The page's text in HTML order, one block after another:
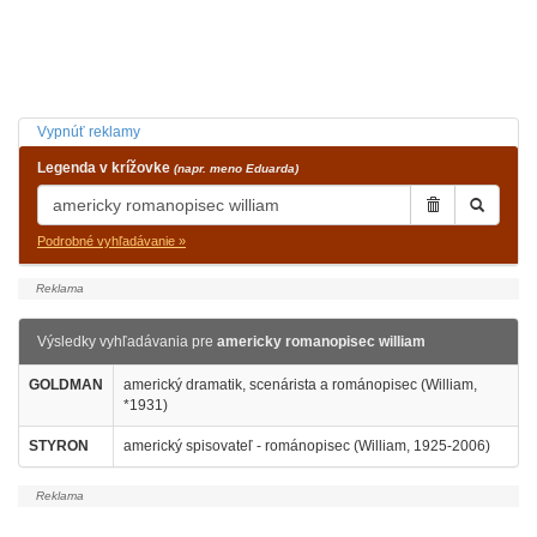
Vypnúť reklamy
Legenda v krížovke (napr. meno Eduarda)
Podrobné vyhľadávanie »
Výsledky vyhľadávania pre americky romanopisec william
GOLDMAN
americký dramatik, scenárista a románopisec (William,
*1931)
STYRON americký spisovateľ - románopisec (William, 1925-2006)